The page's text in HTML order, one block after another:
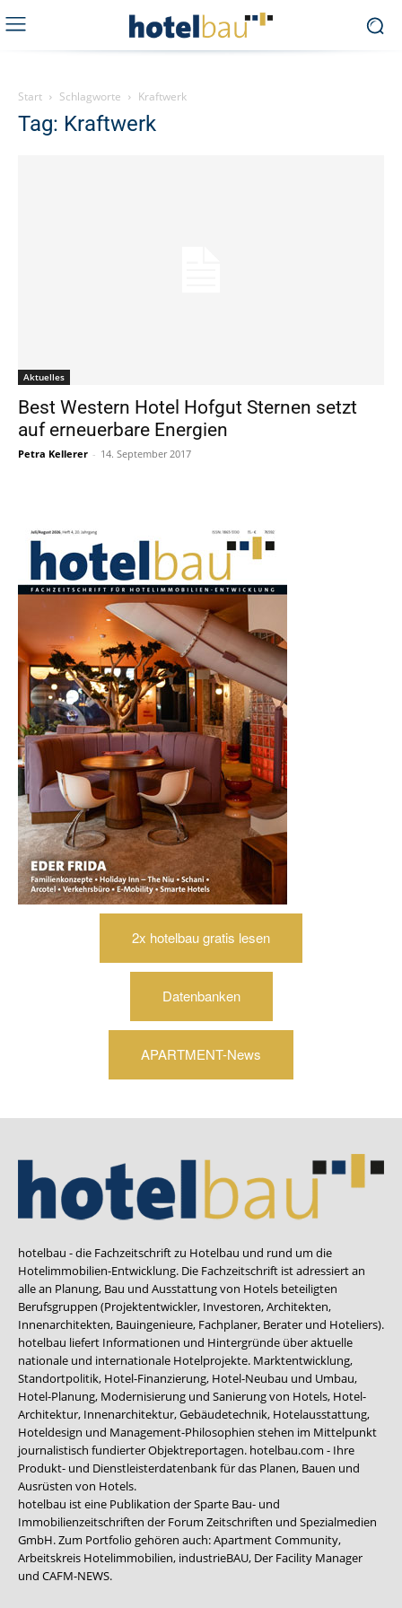
Start Schlagworte Kraftwerk
Tag: Kraftwerk
Aktuelles
Best Western Hotel Hofgut Sternen setzt
auf erneuerbare Energien
Petra Kellerer - 14. September 2017
2x hotelbau gratis lesen
Datenbanken
APARTMENT-News
hotelbau - die Fachzeitschrift zu Hotelbau und rund um die
Hotelimmobilien-Entwicklung. Die Fachzeitschrift ist adressiert an
alle an Planung, Bau und Ausstattung von Hotels beteiligten
Berufsgruppen (Projektentwickler, Investoren, Architekten,
Innenarchitekten, Bauingenieure, Fachplaner, Berater und Hoteliers).
hotelbau liefert Informationen und Hintergründe über aktuelle
nationale und internationale Hotelprojekte. Marktentwicklung,
Standortpolitik, Hotel-Finanzierung, Hotel-Neubau und Umbau,
Hotel-Planung, Modernisierung und Sanierung von Hotels, Hotel-
Architektur, Innenarchitektur, Gebäudetechnik, Hotelausstattung,
Hoteldesign und Management-Philosophien stehen im Mittelpunkt
journalistisch fundierter Objektreportagen. hotelbau.com - Ihre
Produkt- und Dienstleisterdatenbank für das Planen, Bauen und
Ausrüsten von Hotels.
hotelbau ist eine Publikation der Sparte Bau- und
Immobilienzeitschriften der Forum Zeitschriften und Spezialmedien
GmbH. Zum Portfolio gehören auch:Apartment Community,
Arbeitskreis Hotelimmobilien, industrieBAU, Der Facility Manager
und CAFM-NEWS.